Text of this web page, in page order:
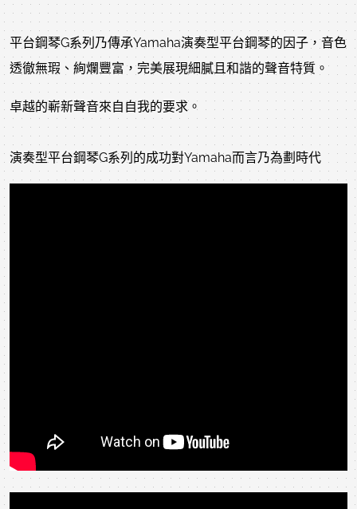
平台鋼琴G系列乃傳承Yamaha演奏型平台鋼琴的因子，音色
透徹無瑕、絢爛豐富，完美展現細膩且和諧的聲音特質。
卓越的嶄新聲音來自自我的要求。
演奏型平台鋼琴G系列的成功對Yamaha而言乃為劃時代